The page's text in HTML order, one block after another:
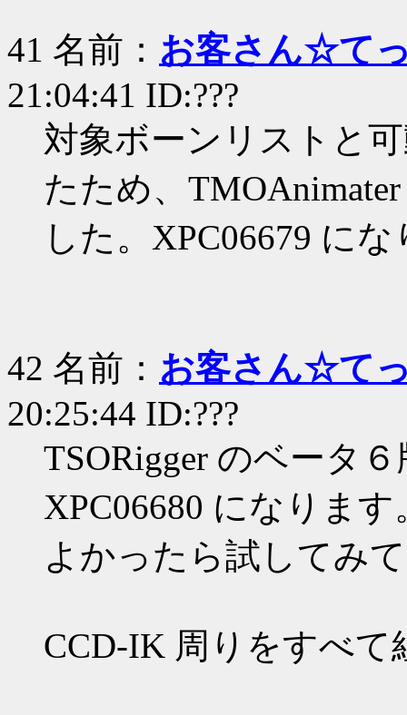
41 名前： お客さん☆て
21:04:41 ID:???
対象ボーンリストと
たため、
した。XPC06679 に
42 名前： お客さん☆て
20:25:44 ID:???
TSORigger のベータ
XPC06680 になります
よかったら試してみ
CCD-IK 周りをすべて